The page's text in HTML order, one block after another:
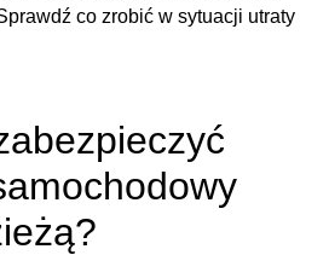
co zrobić w sytuacji utraty